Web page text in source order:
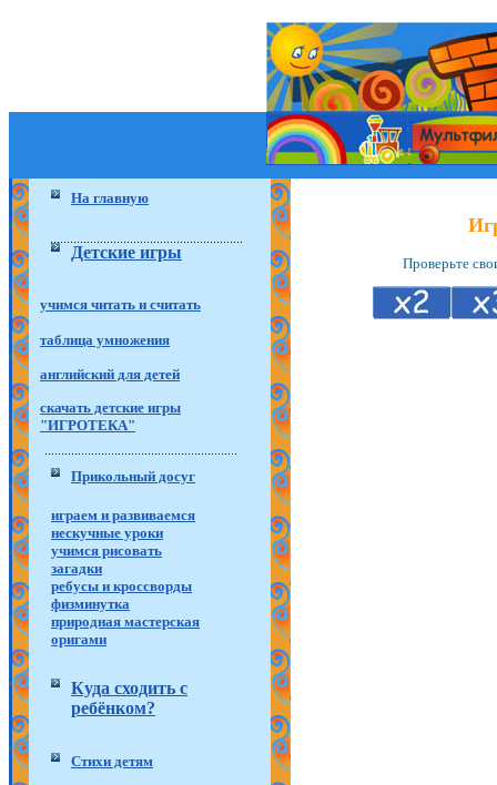
На главную
Детские игры
учимся читать и считать
таблица умножения
английский для детей
скачать детские игры
"ИГРОТЕКА"
Прикольный досуг
играем и развиваемся
нескучные уроки
учимся рисовать
загадки
ребусы и кроссворды
физминутка
природная мастерская
оригами
Куда сходить с
ребёнком?
Стихи детям
Проверьте